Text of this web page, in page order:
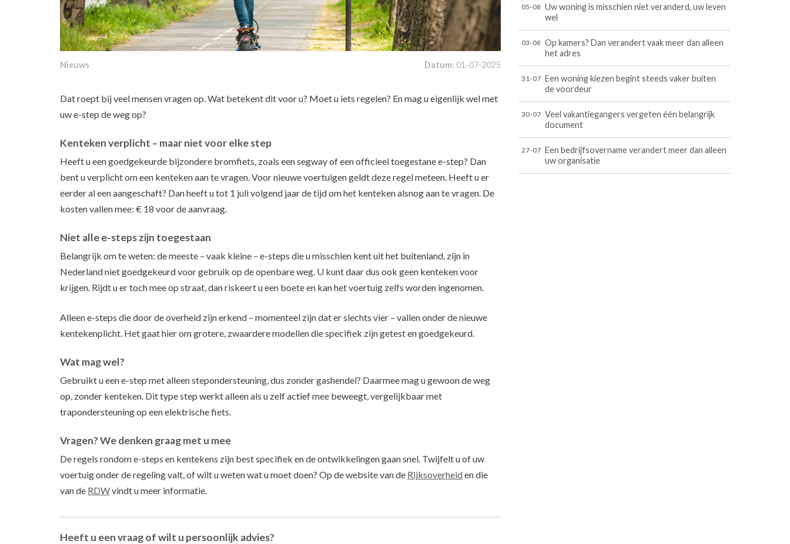
Nieuws Datum: 01-07-2025
Dat roept bij veel mensen vragen op. Wat betekent dit voor u? Moet u iets regelen? En mag u eigenlijk wel met
uw e-step de weg op?
Kenteken verplicht – maar niet voor elke step
Heeft u een goedgekeurde bijzondere bromfiets, zoals een segway of een officieel toegestane e-step? Dan
bent u verplicht om een kenteken aan te vragen. Voor nieuwe voertuigen geldt deze regel meteen. Heeft u er
eerder al een aangeschaft? Dan heeft u tot 1 juli volgend jaar de tijd om het kenteken alsnog aan te vragen. De
kosten vallen mee: € 18 voor de aanvraag.
Niet alle e-steps zijn toegestaan
Belangrijk om te weten: de meeste – vaak kleine – e-steps die u misschien kent uit het buitenland, zijn in
Nederland niet goedgekeurd voor gebruik op de openbare weg. U kunt daar dus ook geen kenteken voor
krijgen. Rijdt u er toch mee op straat, dan riskeert u een boete en kan het voertuig zelfs worden ingenomen.
Alleen e-steps die door de overheid zijn erkend – momenteel zijn dat er slechts vier – vallen onder de nieuwe
kentekenplicht. Het gaat hier om grotere, zwaardere modellen die specifiek zijn getest en goedgekeurd.
Wat mag wel?
Gebruikt u een e-step met alleen stepondersteuning, dus zonder gashendel? Daarmee mag u gewoon de weg
op, zonder kenteken. Dit type step werkt alleen als u zelf actief mee beweegt, vergelijkbaar met
trapondersteuning op een elektrische fiets.
Vragen? We denken graag met u mee
De regels rondom e-steps en kentekens zijn best specifiek en de ontwikkelingen gaan snel. Twijfelt u of uw
voertuig onder de regeling valt, of wilt u weten wat u moet doen? Op de website van de Rijksoverheiden die
van de RDWvindt u meer informatie.
Heeft u een vraag of wilt u persoonlijk advies?
05-08
Uw woning is misschien niet veranderd, uw leven
wel
03-08
Op kamers? Dan verandert vaak meer dan alleen
het adres
31-07 Een woning kiezen begint steeds vaker buiten
de voordeur
30-07 Veel vakantiegangers vergeten één belangrijk
document
27-07 Een bedrijfsovername verandert meer dan alleen
uw organisatie